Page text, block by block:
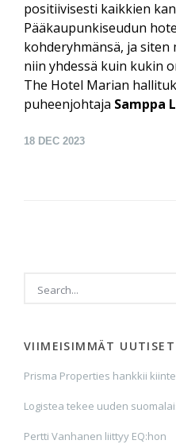
positiivisesti kaikkien
Pääkaupunkiseudun
kohderyhmänsä, ja siten
niin yhdessä kuin kukin
The Hotel Marian
puheenjohtaja Samppa
18 DEC 2023
VIIMEISIMMÄT UUTISET
Prisma Properties hankkii
Logistea tekee uuden
Pertti Vanhanen liittyy EQ:hon